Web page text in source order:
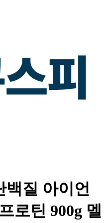
백질 아이언
로틴 900g 멜